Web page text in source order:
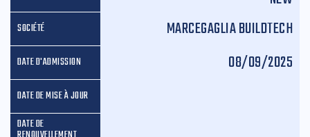
MARCEGAGLIA BUILDTECH
08/09/2025